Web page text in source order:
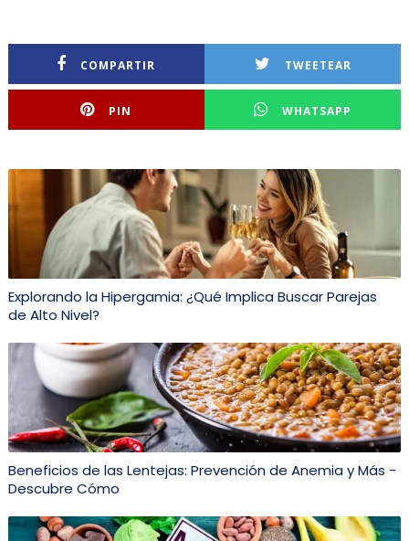
COMPARTIR TWEETEAR
PIN WHATSAPP
Explorando la Hipergamia: ¿Qué Implica Buscar Parejas
de Alto Nivel?
Beneficios de las Lentejas: Prevención de Anemia y Más -
Descubre Cómo